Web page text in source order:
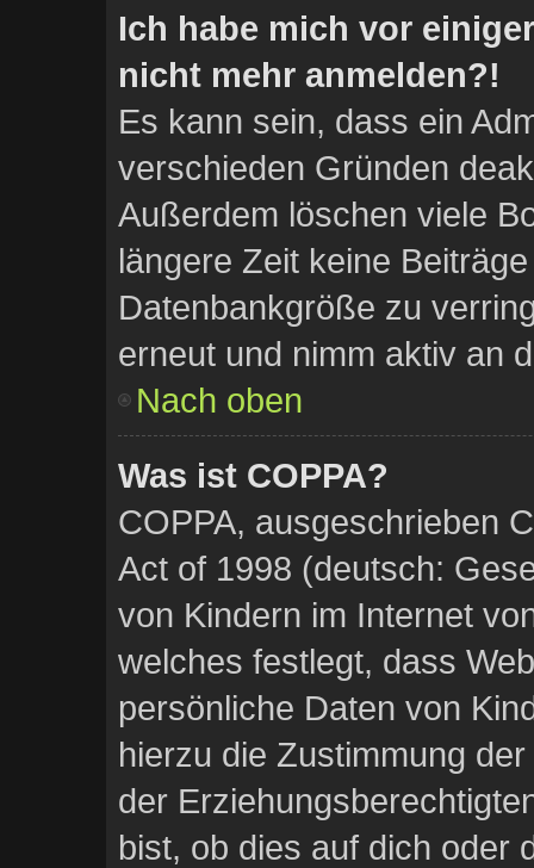
Ich habe mich vor
nicht mehr anmelden?!
Es kann sein, dass ein
verschieden Gründen
Außerdem löschen viele
längere Zeit keine
Datenbankgröße zu
erneut und nimm aktiv an
Nach oben
Was ist COPPA?
COPPA, ausgeschrieben
Act of 1998 (deutsch:
von Kindern im Internet
welches festlegt, dass
persönliche Daten von
hierzu die Zustimmung
der
bist, ob dies auf dich oder